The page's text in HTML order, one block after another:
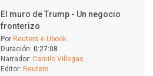
El muro de Trump - Un negocio
fronterizo
Por Reuters e Ubook
Duración: 0:27:08
Narrador: Camilo Villegas
Editor: Reuters